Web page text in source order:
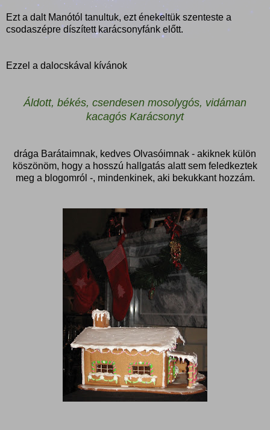
Ezt a dalt Manótól tanultuk, ezt énekeltük szenteste a
csodaszépre díszített karácsonyfánk előtt.
Ezzel a dalocskával kívánok
Áldott, békés, csendesen mosolygós, vidáman
kacagós Karácsonyt
drága Barátaimnak, kedves Olvasóimnak - akiknek külön
köszönöm, hogy a hosszú hallgatás alatt sem feledkeztek
meg a blogomról -, mindenkinek, aki bekukkant hozzám.